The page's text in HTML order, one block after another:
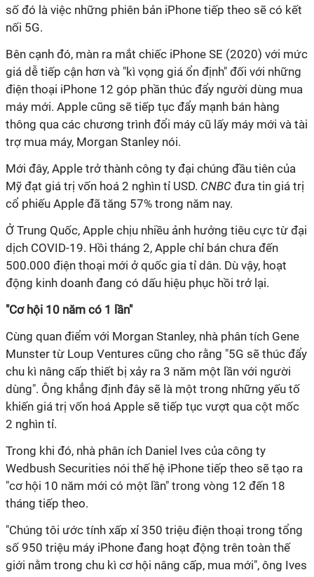
số đó là việc những phiên bản iPhone tiếp theo sẽ có kết
nối 5G.
Bên cạnh đó, màn ra mắt chiếc iPhone SE (2020) với mức
giá dễ tiếp cận hơn và "kì vọng giá ổn định" đối với những
điện thoại iPhone 12 góp phần thúc đẩy người dùng mua
máy mới. Apple cũng sẽ tiếp tục đẩy mạnh bán hàng
thông qua các chương trình đổi máy cũ lấy máy mới và tài
trợ mua máy, Morgan Stanley nói.
Mới đây, Apple trở thành công ty đại chúng đầu tiên của
Mỹ đạt giá trị vốn hoá 2 nghìn tỉ USD. CNBC đưa tin giá trị
cổ phiếu Apple đã tăng 57% trong năm nay.
Ở Trung Quốc, Apple chịu nhiều ảnh hưởng tiêu cực từ đại
dịch COVID-19. Hồi tháng 2, Apple chỉ bán chưa đến
500.000 điện thoại mới ở quốc gia tỉ dân. Dù vậy, hoạt
động kinh doanh đang có dấu hiệu phục hồi trở lại.
"Cơ hội 10 năm có 1 lần"
Cùng quan điểm với Morgan Stanley, nhà phân tích Gene
Munster từ Loup Ventures cũng cho rằng "5G sẽ thúc đẩy
chu kì nâng cấp thiết bị xảy ra 3 năm một lần với người
dùng". Ông khẳng định đây sẽ là một trong những yếu tố
khiến giá trị vốn hoá Apple sẽ tiếp tục vượt qua cột mốc
2 nghìn tỉ.
Trong khi đó, nhà phân ích Daniel Ives của công ty
Wedbush Securities nói thế hệ iPhone tiếp theo sẽ tạo ra
"cơ hội 10 năm mới có một lần" trong vòng 12 đến 18
tháng tiếp theo.
"Chúng tôi ước tính xấp xỉ 350 triệu điện thoại trong tổng
số 950 triệu máy iPhone đang hoạt động trên toàn thế
giới nằm trong chu kì cơ hội nâng cấp, mua mới", ông Ives